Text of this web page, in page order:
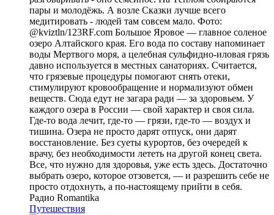
пары и молодёжь. А возле Сказки лучше всего
медитировать - людей там совсем мало. Фото:
@kviztln/123RF.com Большое Яровое — главное соленое
озеро Алтайского края. Его вода по составу напоминает
воды Мертвого моря, а целебная сульфидно-иловая грязь
давно используется в местных санаториях. Считается,
что грязевые процедуры помогают снять отеки,
стимулируют кровообращение и нормализуют обмен
веществ. Сюда едут не загара ради — за здоровьем. У
каждого озера в России — свой характер и своя сила.
Где-то вода лечит, где-то — грязи, где-то — воздух и
тишина. Озера не просто дарят отпуск, они дарят
восстановление. Без суеты курортов, без очередей к
врачу, без необходимости лететь на другой конец света.
Все, что нужно для здоровья, уже есть здесь. Достаточно
выбрать озеро, которое отзовется, — и разрешить себе не
просто отдохнуть, а по-настоящему прийти в себя.
Радио Romantika
Путешествия